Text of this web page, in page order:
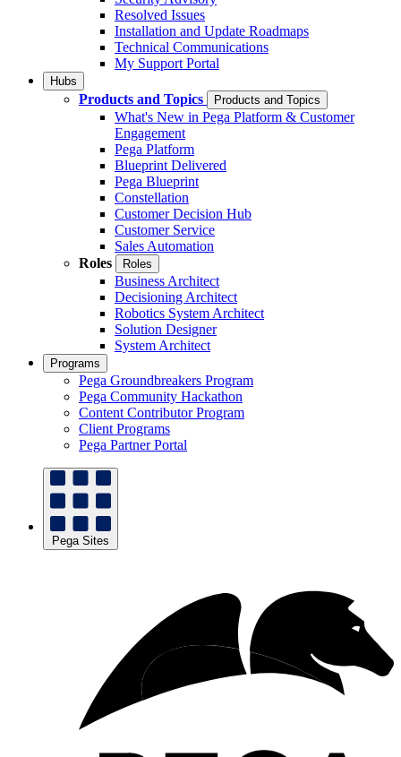
Resolved Issues
Installation and Update Roadmaps
Technical Communications
My Support Portal
Hubs
Products and Topics Products and Topics
What's New in Pega Platform & Customer
Engagement
Pega Platform
Blueprint Delivered
Pega Blueprint
Constellation
Customer Decision Hub
Customer Service
Sales Automation
Roles
Roles
Business Architect
Decisioning Architect
Robotics System Architect
Solution Designer
System Architect
Programs
Pega Groundbreakers Program
Pega Community Hackathon
Content Contributor Program
Client Programs
Pega Partner Portal
Pega Sites